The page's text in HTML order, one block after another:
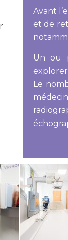
Avant
et de
Un ou
explorer
Le